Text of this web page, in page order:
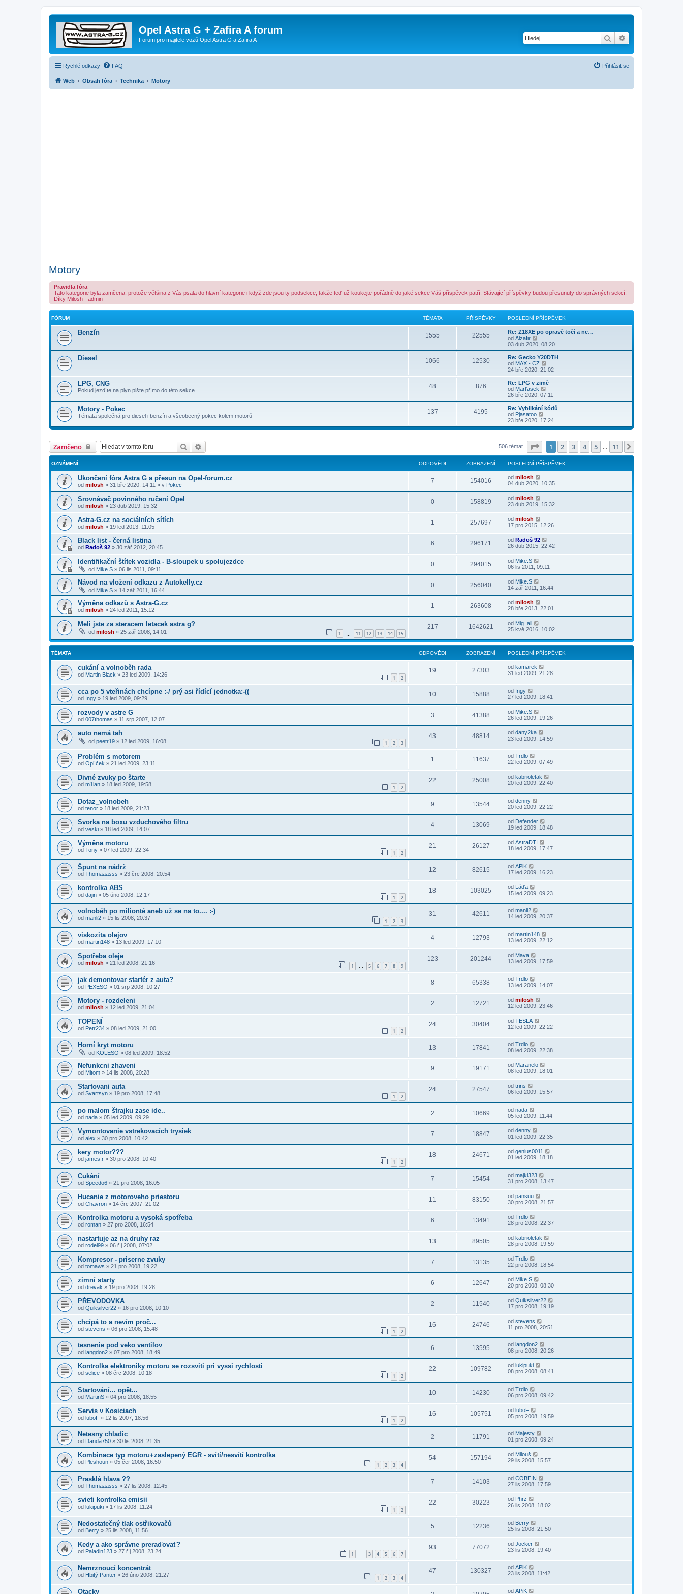
Opel Astra G + Zafira A forum
Forum pro majitele vozů Opel Astra G a Zafira A Hledat
Rychlé odkazy FAQ Přihlásit se
Web Obsah fóra Technika Motory
Motory
Pravidla fóra
Tato kategorie byla zamčena, protože většina z Vás psala do hlavní kategorie i když zde jsou ty podsekce, takže teď už koukejte pořádně do jaké sekce Váš příspěvek patří. Stávající příspěvky budou přesunuty do správných sekcí.
Díky Milosh - admin
FÓRUM TÉMATA PŘÍSPĚVKY POSLEDNÍ PŘÍSPĚVEK
Benzín 1555 22555
Re: Z18XE po opravě točí a ne…
od Alzafir
o
b
r
a
z
i
t
p
o
s
e
d
n
í
ř
í
s
p
ě
v
e
k
03 dub 2020, 08:20
Diesel 1066 12530
Re: Gecko Y20DTH
od MAX - CZ
o
b
r
z
t
p
o
s
l
d
n
í
p
ř
í
p
ě
e
24 bře 2020, 21:02
LPG, CNG
Pokud jezdíte na plyn pište přímo do této sekce.
48 876
Re: LPG v zimě
od Marťasek
o
b
r
z
t
o
l
e
p
ř
s
v
e
k
26 bře 2020, 07:11
Motory - Pokec
Témata společná pro diesel i benzín a všeobecný pokec kolem motorů
137 4195
Re: Vyblikání kódů
od Pjasatoo
o
b
t
p
l
e
d
í
p
í
p
ě
v
e
23 bře 2020, 17:24
Zamčeno Hledat 506 témat Stránka z
1 2 3 4 5 11
OZNÁMENÍ ODPOVĚDI ZOBRAZENÍ POSLEDNÍ PŘÍSPĚVEK
Ukončení fóra Astra G a přesun na Opel-forum.cz
od milosh » 31 bře 2020, 14:11 » v Pokec
7 154016 od milosh
04 dub 2020, 10:35
Srovnávač povinného ručení Opel
od milosh » 23 dub 2019, 15:32
0 158819 od milosh
23 dub 2019, 15:32
Astra-G.cz na sociálních sítích
od milosh » 19 led 2013, 11:05
1 257697 od milosh
17 pro 2015, 12:26
Black list - černá listina
od Radoš 92 » 30 zář 2012, 20:45
6 296171 od Radoš 92
26 dub 2015, 22:42
Identifikační štítek vozidla - B-sloupek u spolujezdce
od Mike.S » 06 lis 2011, 09:11
0 294015 od Mike.S
06 lis 2011, 09:11
Návod na vložení odkazu z Autokelly.cz
od Mike.S » 14 zář 2011, 16:44
0 256040 od Mike.S
14 zář 2011, 16:44
Výměna odkazů s Astra-G.cz
od milosh » 24 led 2011, 15:12
1 263608 od milosh
28 bře 2013, 22:01
Meli jste za steracem letacek astra g?
od milosh » 25 zář 2008, 14:01 1 11 12 13 14 15
217 1642621 od Mig_all
25 kvě 2016, 10:02
TÉMATA ODPOVĚDI ZOBRAZENÍ POSLEDNÍ PŘÍSPĚVEK
cukání a volnoběh rada
od Martin Black » 23 led 2009, 14:26 1 2
19 27303 od kamarek
31 led 2009, 21:28
cca po 5 vteřinách chcípne :-/ prý asi řídící jednotka:-((
od Ingy » 19 led 2009, 09:29
10 15888 od Ingy
27 led 2009, 18:41
rozvody v astre G
od 007thomas » 11 srp 2007, 12:07
3 41388 od Mike.S
26 led 2009, 19:26
auto nemá tah
od peetr19 » 12 led 2009, 16:08 1 2 3
43 48814 od dany2ka
23 led 2009, 14:59
Problém s motorem
od Oplíček » 21 led 2009, 23:11
1 11637 od Trdlo
22 led 2009, 07:49
Divné zvuky po štarte
od m1lan » 18 led 2009, 19:58 1 2
22 25008 od kabrioletak
20 led 2009, 22:40
Dotaz_volnobeh
od tenor » 18 led 2009, 21:23
9 13544 od denny
20 led 2009, 22:22
Svorka na boxu vzduchového filtru
od veski » 18 led 2009, 14:07
4 13069 od Defender
19 led 2009, 18:48
Výměna motoru
od Tony » 07 led 2009, 22:34 1 2
21 26127 od AstraDTI
18 led 2009, 17:47
Špunt na nádrž
od Thomaaasss » 23 črc 2008, 20:54
12 82615 od APiK
17 led 2009, 16:23
kontrolka ABS
od dajin » 05 úno 2008, 12:17 1 2
18 103025 od Láďa
15 led 2009, 09:23
volnoběh po milionté aneb už se na to.... :-)
od manli2 » 15 lis 2008, 20:37 1 2 3
31 42611 od manli2
14 led 2009, 20:37
viskozita olejov
od martin148 » 13 led 2009, 17:10
4 12793 od martin148
13 led 2009, 22:12
Spotřeba oleje
od milosh » 21 led 2008, 21:16 1 … 5 6 7 8 9
123 201244 od Mava
13 led 2009, 17:59
jak demontovar startér z auta?
od PEXESO » 01 srp 2008, 10:27
8 65338 od Trdlo
13 led 2009, 14:07
Motory - rozdeleni
od milosh » 12 led 2009, 21:04
2 12721 od milosh
12 led 2009, 23:46
TOPENÍ
od Petr234 » 08 led 2009, 21:00 1 2
24 30404 od TESLA
12 led 2009, 22:22
Horní kryt motoru
od KOLESO » 08 led 2009, 18:52
13 17841 od Trdlo
08 led 2009, 22:38
Nefunkcni zhaveni
od Mitom » 14 lis 2008, 20:28
9 19171 od Maranelo
08 led 2009, 18:01
Startovani auta
od Svartsyn » 19 pro 2008, 17:48 1 2
24 27547 od trins
06 led 2009, 15:57
po malom štrajku zase ide..
od nada » 05 led 2009, 09:29
2 10669 od nada
05 led 2009, 11:44
Vymontovanie vstrekovacích trysiek
od alex » 30 pro 2008, 10:42
7 18847 od denny
01 led 2009, 22:35
kery motor???
od james.r » 30 pro 2008, 10:40 1 2
18 24671 od genius0011
01 led 2009, 18:18
Cukání
od Speedo6 » 21 pro 2008, 16:05
7 15454 od majkl323
31 pro 2008, 13:47
Hucanie z motoroveho priestoru
od Chavron » 14 črc 2007, 21:02
11 83150 od pansuu
30 pro 2008, 21:57
Kontrolka motoru a vysoká spotřeba
od roman » 27 pro 2008, 16:54
6 13491 od Trdlo
28 pro 2008, 22:37
nastartuje az na druhy raz
od rodel99 » 06 říj 2008, 07:02
13 89505 od kabrioletak
28 pro 2008, 19:59
Kompresor - priserne zvuky
od tomaws » 21 pro 2008, 19:22
7 13135 od Trdlo
22 pro 2008, 18:54
zimní starty
od drevak » 19 pro 2008, 19:28
6 12647 od Mike.S
20 pro 2008, 08:30
PŘEVODOVKA
od Quiksilver22 » 16 pro 2008, 10:10
2 11540 od Quiksilver22
17 pro 2008, 19:19
chcípá to a nevím proč...
od stevens » 06 pro 2008, 15:48 1 2
16 24746 od stevens
11 pro 2008, 20:51
tesnenie pod veko ventilov
od langdon2 » 07 pro 2008, 18:49
6 13595 od langdon2
08 pro 2008, 20:26
Kontrolka elektroniky motoru se rozsviti pri vyssi rychlosti
od selice » 08 črc 2008, 10:18 1 2
22 109782 od lukipuki
08 pro 2008, 08:41
Startování... opět...
od MartinS » 04 pro 2008, 18:55
10 14230 od Trdlo
06 pro 2008, 09:42
Servis v Kosiciach
od luboF » 12 lis 2007, 18:56 1 2
16 105751 od luboF
05 pro 2008, 19:59
Netesny chladic
od Danda750 » 30 lis 2008, 21:35
2 11791 od Majesty
01 pro 2008, 09:24
Kombinace typ motoru+zaslepený EGR - svítí/nesvítí kontrolka
od Pleshoun » 05 čer 2008, 16:50 1 2 3 4
54 157194 od Milouš
29 lis 2008, 15:57
Prasklá hlava ??
od Thomaaasss » 27 lis 2008, 12:45
7 14103 od COBEIN
27 lis 2008, 17:59
svieti kontrolka emisii
od lukipuki » 17 lis 2008, 11:24 1 2
22 30223 od Phrz
26 lis 2008, 18:02
Nedostatečný tlak ostřikovačů
od Berry » 25 lis 2008, 11:56
5 12236 od Berry
25 lis 2008, 21:50
Kedy a ako správne preraďovať?
od Paladin123 » 27 říj 2008, 23:24 1 3 4 5 6 7
93 77072 od Jocker
23 lis 2008, 19:40
Nemrznoucí koncentrát
od Hbitý Panter » 26 úno 2008, 21:27 1 2 3 4
47 130327 od APiK
23 lis 2008, 11:42
Otacky od APiK